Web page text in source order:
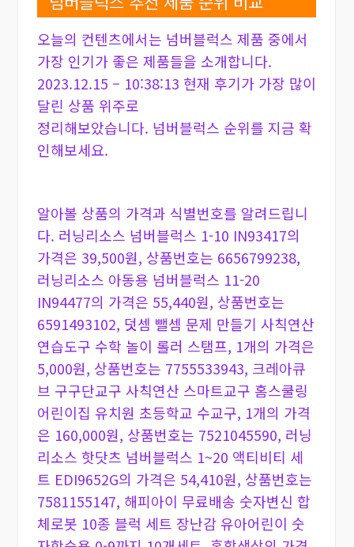
오늘의 컨텐츠에서는 넘버블럭스 제품 중에서
가장 인기가 좋은 제품들을 소개합니다.
2023.12.15 – 10:38:13 현재 후기가 가장 많이
달린 상품 위주로
정리해보았습니다. 넘버블럭스 순위를 지금 확
인해보세요.
알아볼 상품의 가격과 식별번호를 알려드립니
다. 러닝리소스 넘버블럭스 1-10 IN93417의
가격은 39,500원, 상품번호는 6656799238,
러닝리소스 아동용 넘버블럭스 11-20
IN94477의 가격은 55,440원, 상품번호는
6591493102, 덧셈 뺄셈 문제 만들기 사칙연산
연습도구 수학 놀이 롤러 스탬프, 1개의 가격은
5,000원, 상품번호는 7755533943, 크레아큐
브 구구단교구 사칙연산 스마트교구 홈스쿨링
어린이집 유치원 초등학교 수교구, 1개의 가격
은 160,000원, 상품번호는 7521045590, 러닝
리소스 핫닷츠 넘버블럭스 1~20 액티비티 세
트 EDI9652G의 가격은 54,410원, 상품번호는
7581155147, 해피아이 무료배송 숫자변신 합
체로봇 10종 블럭 세트 장난감 유아어린이 숫